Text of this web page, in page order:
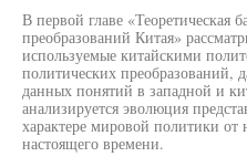
В первой главе «Теоретическая
преобразований Китая»
используемые китайскими
политических преобразований,
данных понятий в западной и
анализируется эволюция
характере мировой политики от
настоящего времени.